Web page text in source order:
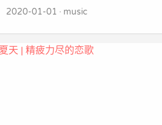
2020-01-01 music